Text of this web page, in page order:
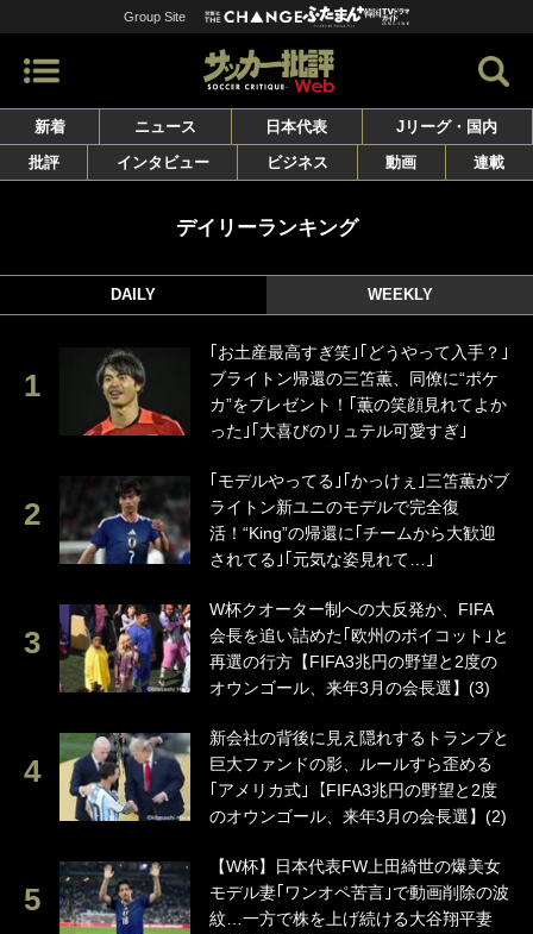
Group Site
新着 ニュース 日本代表
Jリーグ・国内
批評
インタビュー ビジネス 動画 連載
デイリーランキング
DAILY WEEKLY
｢お土産最高すぎ笑｣｢どうやって入手？｣
ブライトン帰還の三笘薫、同僚に“ポケ
カ”をプレゼント！｢薫の笑顔見れてよか
った｣｢大喜びのリュテル可愛すぎ｣
｢モデルやってる｣｢かっけぇ｣三笘薫がブ
ライトン新ユニのモデルで完全復
活！“King”の帰還に｢チームから大歓迎
されてる｣｢元気な姿見れて…｣
W杯クオーター制への大反発か、FIFA
会長を追い詰めた｢欧州のボイコット｣と
再選の行方【FIFA3兆円の野望と2度の
オウンゴール、来年3月の会長選】(3)
新会社の背後に見え隠れするトランプと
巨大ファンドの影、ルールすら歪める
｢アメリカ式｣【FIFA3兆円の野望と2度
のオウンゴール、来年3月の会長選】(2)
【W杯】日本代表FW上田綺世の爆美女
モデル妻｢ワンオペ苦言｣で動画削除の波
紋…一方で株を上げ続ける大谷翔平妻